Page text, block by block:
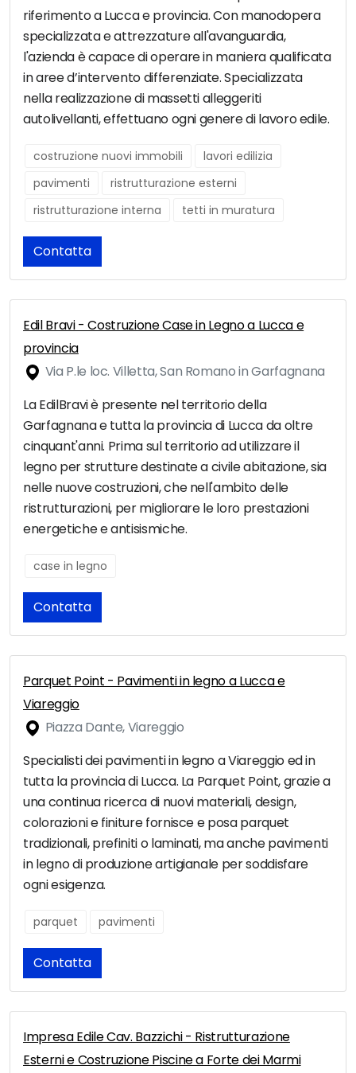
riferimento a Lucca e provincia. Con manodopera
specializzata e attrezzature all'avanguardia,
l'azienda è capace di operare in maniera qualificata
in aree d’intervento differenziate. Specializzata
nella realizzazione di massetti alleggeriti
autolivellanti, effettuano ogni genere di lavoro edile.
costruzione nuovi immobili
lavori edilizia
pavimenti
ristrutturazione esterni
ristrutturazione interna
tetti in muratura
Contatta
Edil Bravi - Costruzione Case in Legno a Lucca e
provincia
Via P.le loc. Villetta, San Romano in Garfagnana
La EdilBravi è presente nel territorio della
Garfagnana e tutta la provincia di Lucca da oltre
cinquant'anni. Prima sul territorio ad utilizzare il
legno per strutture destinate a civile abitazione, sia
nelle nuove costruzioni, che nell'ambito delle
ristrutturazioni, per migliorare le loro prestazioni
energetiche e antisismiche.
case in legno
Contatta
Parquet Point - Pavimenti in legno a Lucca e
Viareggio
Piazza Dante, Viareggio
Specialisti dei pavimenti in legno a Viareggio ed in
tutta la provincia di Lucca. La Parquet Point, grazie a
una continua ricerca di nuovi materiali, design,
colorazioni e finiture fornisce e posa parquet
tradizionali, prefiniti o laminati, ma anche pavimenti
in legno di produzione artigianale per soddisfare
ogni esigenza.
parquet pavimenti
Contatta
Impresa Edile Cav. Bazzichi - Ristrutturazione
Esterni e Costruzione Piscine a Forte dei Marmi